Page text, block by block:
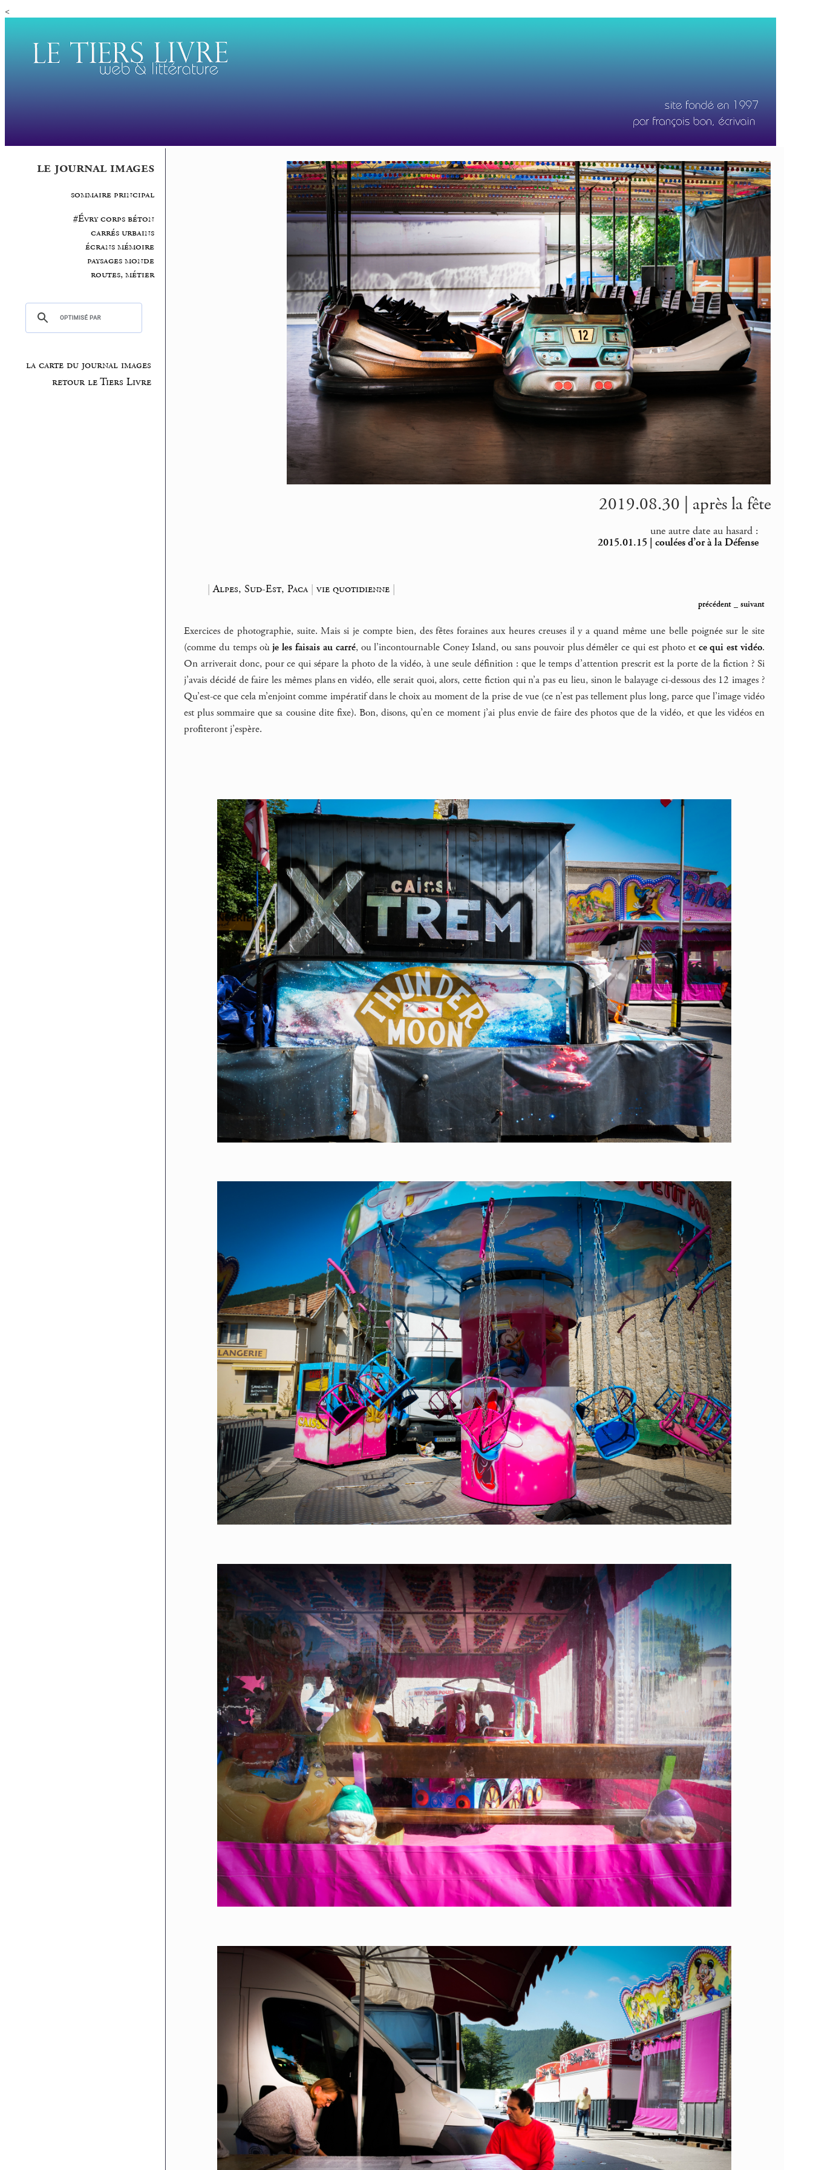
<
le journal images
sommaire principal
#Évry corps béton
carrés urbains
écrans mémoire
paysages monde
routes, métier
la carte du journal images
retour le Tiers Livre
2019.08.30 | après la fête
une autre date au hasard :
2015.01.15 | coulées d’or à la Défense
|Alpes, Sud-Est, Paca|vie quotidienne |
précédent _suivant
Exercices de photographie, suite. Mais si je compte bien, des fêtes foraines aux heures creuses il y a quand même une belle poignée sur le site
(comme du temps où je les faisais au carré, ou l’incontournable Coney Island, ou sans pouvoir plus démêler ce qui est photo et ce qui est vidéo.
On arriverait donc, pour ce qui sépare la photo de la vidéo, à une seule définition : que le temps d’attention prescrit est la porte de la fiction ? Si
j’avais décidé de faire les mêmes plans en vidéo, elle serait quoi, alors, cette fiction qui n’a pas eu lieu, sinon le balayage ci-dessous des 12 images ?
Qu’est-ce que cela m’enjoint comme impératif dans le choix au moment de la prise de vue (ce n’est pas tellement plus long, parce que l’image vidéo
est plus sommaire que sa cousine dite fixe). Bon, disons, qu’en ce moment j’ai plus envie de faire des photos que de la vidéo, et que les vidéos en
profiteront j’espère.